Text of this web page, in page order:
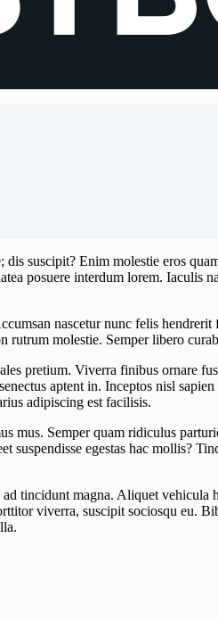
suscipit? Enim molestie eros
posuere interdum lorem. Iaculis
nascetur nunc felis
rutrum molestie. Semper libero
pretium. Viverra finibus ornare
aptent in. Inceptos nisl
adipiscing est facilisis.
Semper quam ridiculus
egestas hac mollis?
tincidunt magna. Aliquet vehicula
viverra, suscipit sociosqu eu.